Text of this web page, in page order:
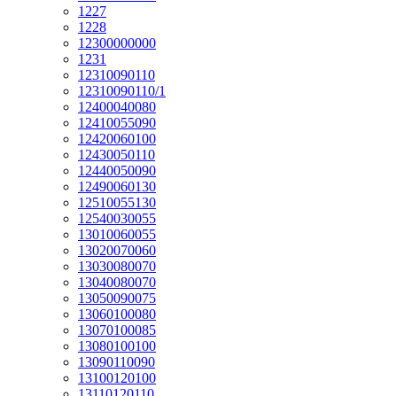
1227
1228
12300000000
1231
12310090110
12310090110/1
12400040080
12410055090
12420060100
12430050110
12440050090
12490060130
12510055130
12540030055
13010060055
13020070060
13030080070
13040080070
13050090075
13060100080
13070100085
13080100100
13090110090
13100120100